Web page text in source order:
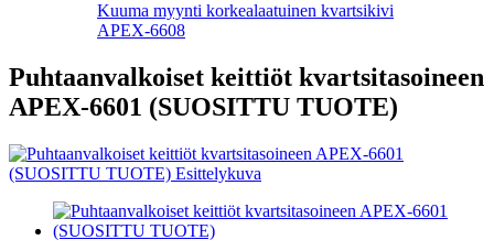
Kuuma myynti korkealaatuinen kvartsikivi
APEX-6608
Puhtaanvalkoiset keittiöt kvartsitasoineen
APEX-6601 (SUOSITTU TUOTE)